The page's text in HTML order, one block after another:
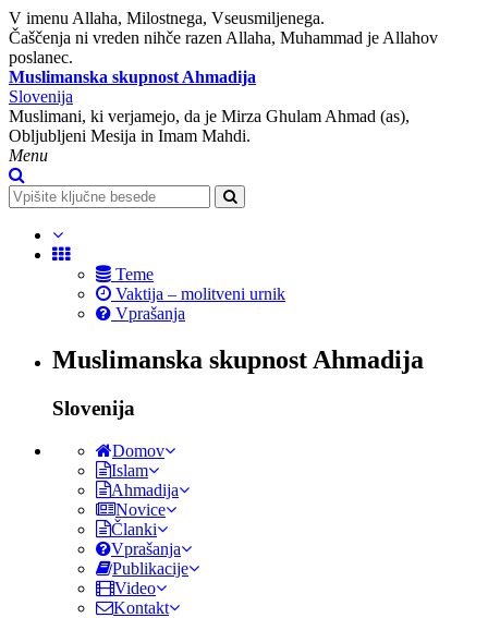
V imenu Allaha, Milostnega, Vseusmiljenega.
Čaščenja ni vreden nihče razen Allaha, Muhammad je Allahov
poslanec.
Muslimanska skupnost Ahmadija
Slovenija
Muslimani, ki verjamejo, da je Mirza Ghulam Ahmad (as),
Obljubljeni Mesija in Imam Mahdi.
Menu
Teme
Vaktija – molitveni urnik
Vprašanja
Muslimanska skupnost Ahmadija
Slovenija
Domov
Islam
Ahmadija
Novice
Članki
Vprašanja
Publikacije
Video
Kontakt